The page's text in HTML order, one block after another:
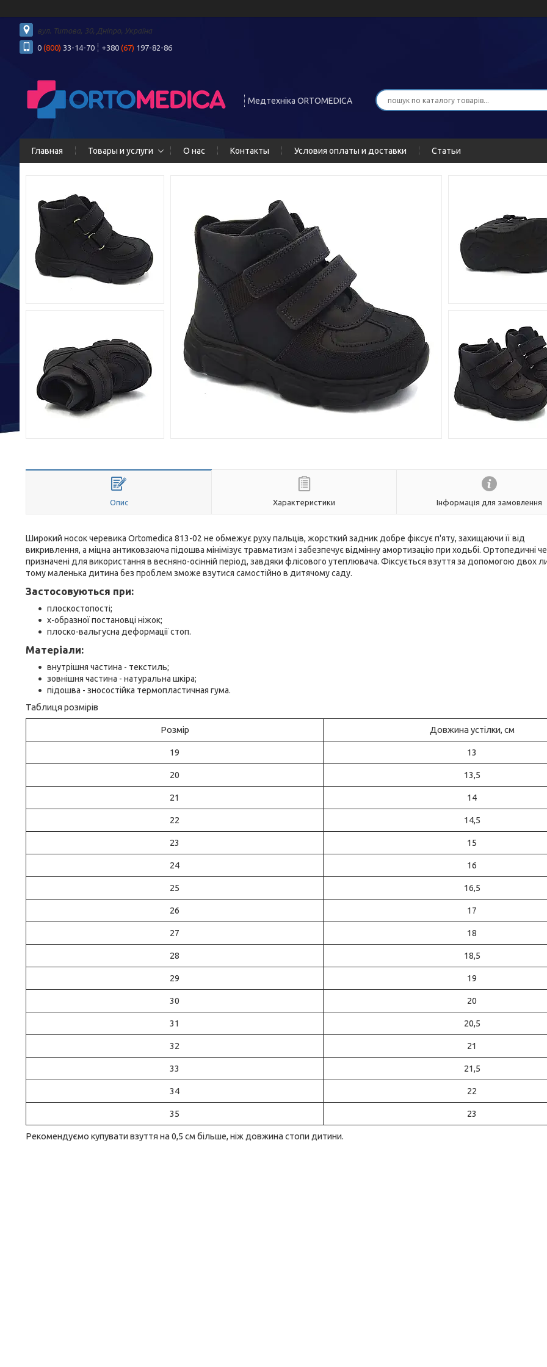
вул. Титова, 30, Дніпро, Україна
0 (800) 33-14-70 +380 (67) 197-82-86
Медтехніка ORTOMEDICA
Главная Товары и услуги О нас Контакты Условия оплаты и доставки Статьи
Опис Характеристики Інформація для замовлення
Широкий носок черевика Ortomedica 813-02 не обмежує руху пальців, жорсткий задник добре фіксує п'яту, захищаючи її від
викривлення, а міцна антиковзаюча підошва мінімізує травматизм і забезпечує відмінну амортизацію при ходьбі. Ортопедичні
призначені для використання в весняно-осінній період, завдяки флісового утеплювача. Фіксується взуття за допомогою двох
тому маленька дитина без проблем зможе взутися самостійно в дитячому саду.
Застосовуються при:
плоскостопості;
х-образної постановці ніжок;
плоско-вальгусна деформації стоп.
Матеріали:
внутрішня частина - текстиль;
зовнішня частина - натуральна шкіра;
підошва - зносостійка термопластичная гума.
Таблиця розмірів
Розмір Довжина устілки, см
19 13
20 13,5
21 14
22 14,5
23 15
24 16
25 16,5
26 17
27 18
28 18,5
29 19
30 20
31 20,5
32 21
33 21,5
34 22
35 23
Рекомендуємо купувати взуття на 0,5 см більше, ніж довжина стопи дитини.